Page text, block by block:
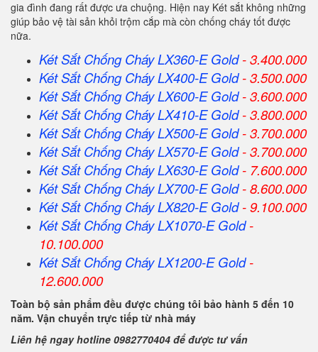
gia đình đang rất được ưa chuộng. Hiện nay Két sắt không những
giúp bảo vệ tài sản khỏi trộm cắp mà còn chống cháy tốt được
nữa.
Két Sắt Chống Cháy LX360-E Gold- 3.400.000
Két Sắt Chống Cháy LX400-E Gold- 3.500.000
Két Sắt Chống Cháy LX600-E Gold- 3.600.000
Két Sắt Chống Cháy LX410-E Gold- 3.800.000
Két Sắt Chống Cháy LX500-E Gold- 3.700.000
Két Sắt Chống Cháy LX570-E Gold- 3.700.000
Két Sắt Chống Cháy LX630-E Gold- 7.600.000
Két Sắt Chống Cháy LX700-E Gold- 8.600.000
Két Sắt Chống Cháy LX820-E Gold- 9.100.000
Két Sắt Chống Cháy LX1070-E Gold-
10.100.000
Két Sắt Chống Cháy LX1200-E Gold-
12.600.000
Toàn bộ sản phẩm đều được chúng tôi bảo hành 5 đến 10
năm. Vận chuyển trực tiếp từ nhà máy
Liên hệ ngay hotline 0982770404 để được tư vấn